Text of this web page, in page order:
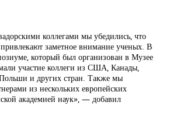
коллегами мы убедились, что
заметное внимание ученых. В
который был организован в Музее
участие коллеги из США, Канады,
и других стран. Также мы
из нескольких европейских
академией наук», — добавил